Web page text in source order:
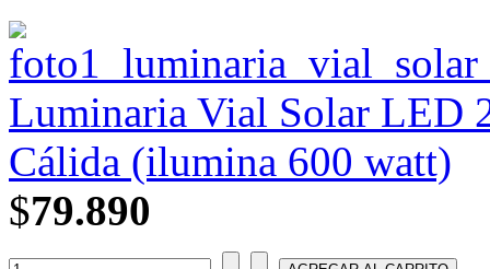
Luminaria Vial Solar LED
Cálida (ilumina 600 watt)
$79.890